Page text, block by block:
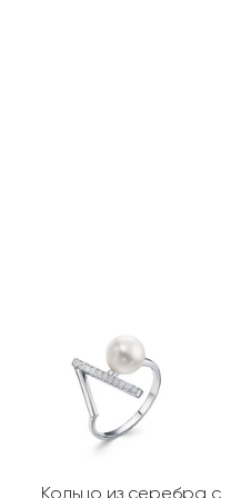
Кольцо из серебра с